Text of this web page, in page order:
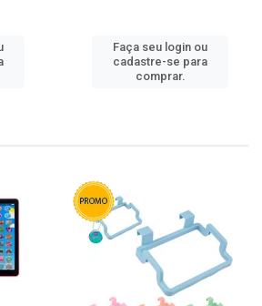
Faça seu login ou
cadastre-se para
comprar.